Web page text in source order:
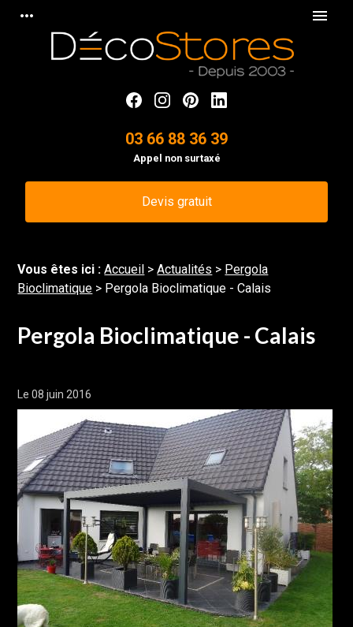
more_horiz menu
03 66 88 36 39
Appel non surtaxé
Devis gratuit
Vous êtes ici : Accueil >Actualités > Pergola
Bioclimatique > Pergola Bioclimatique - Calais
Pergola Bioclimatique - Calais
Le 08 juin 2016